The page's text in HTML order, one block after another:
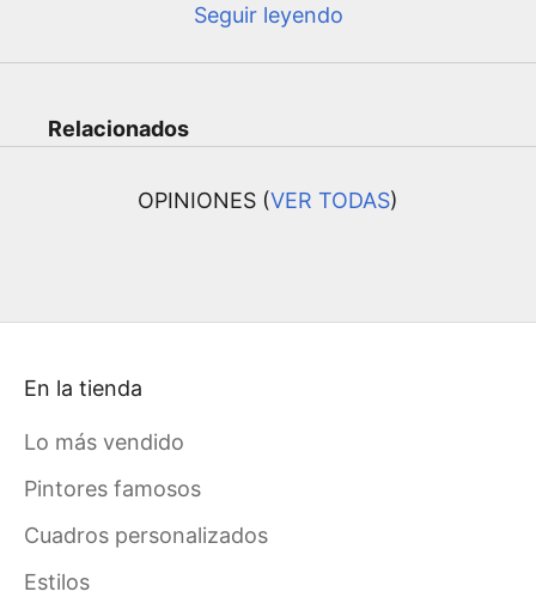
Seguir leyendo
Relacionados
OPINIONES (VER TODAS)
En la tienda
Lo más vendido
Pintores famosos
Cuadros personalizados
Estilos